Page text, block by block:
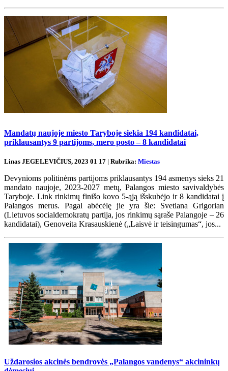
Mandatų naujoje miesto Taryboje siekia 194 kandidatai,
priklausantys 9 partijoms, mero posto – 8 kandidatai
Linas JEGELEVIČIUS, 2023 01 17 | Rubrika: Miestas
Devynioms politinėms partijoms priklausantys 194 asmenys sieks 21
mandato naujoje, 2023-2027 metų, Palangos miesto savivaldybės
Taryboje. Link rinkimų finišo kovo 5-ąją išskubėjo ir 8 kandidatai į
Palangos merus. Pagal abėcėlę jie yra šie: Svetlana Grigorian
(Lietuvos socialdemokratų partija, jos rinkimų sąraše Palangoje – 26
kandidatai), Genoveita Krasauskienė („Laisvė ir teisingumas“, jos...
Uždarosios akcinės bendrovės „Palangos vandenys“ akcininkų